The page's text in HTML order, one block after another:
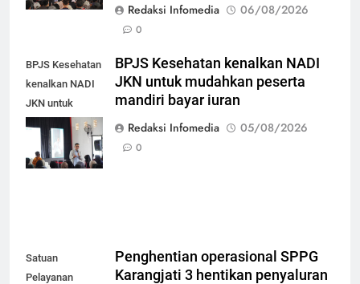
Redaksi Infomedia
06/08/2026
0
BPJS Kesehatan
kenalkan NADI
JKN untuk
mudahkan
peserta mandiri
bayar iuran
BPJS Kesehatan kenalkan NADI
JKN untuk mudahkan peserta
mandiri bayar iuran
Redaksi Infomedia
05/08/2026
0
Satuan
Pelayanan
Penghentian operasional SPPG
Karangjati 3 hentikan penyaluran